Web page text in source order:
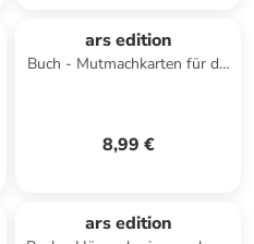
ars edition
Buch - Mutmachkarten für die
8,99 €
ars edition